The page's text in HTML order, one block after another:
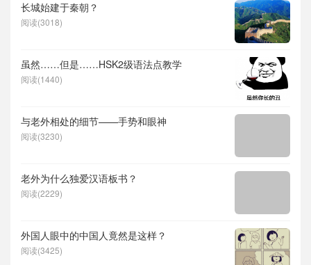
长城始建于秦朝？
阅读(3018)
虽然……但是……HSK2级语法点教学
阅读(1440)
与老外相处的细节——手势和眼神
阅读(3230)
老外为什么独爱汉语板书？
阅读(2229)
外国人眼中的中国人竟然是这样？
阅读(3425)